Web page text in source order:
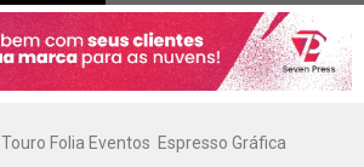
Touro Folia Eventos Espresso Gráfica